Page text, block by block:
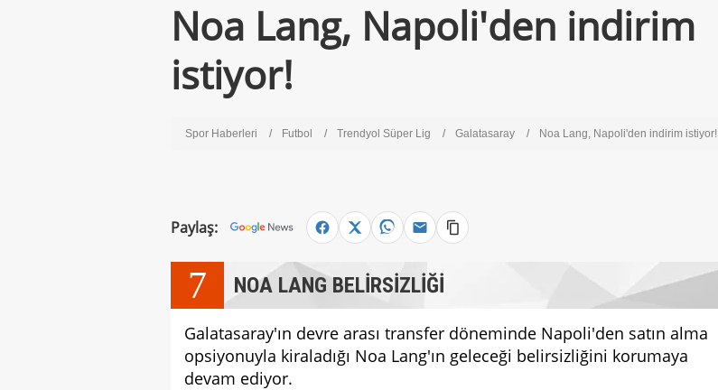
Noa Lang, Napoli'den indirim
istiyor!
Spor Haberleri Futbol Trendyol Süper Lig Galatasaray Noa Lang, Napoli'den indirim istiyor!
Paylaş:
7 NOA LANG BELİRSİZLİĞİ
Galatasaray'ın devre arası transfer döneminde Napoli'den satın alma
opsiyonuyla kiraladığı Noa Lang'ın geleceği belirsizliğini korumaya
devam ediyor.